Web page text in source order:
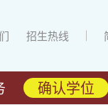
招生热线
确认学位